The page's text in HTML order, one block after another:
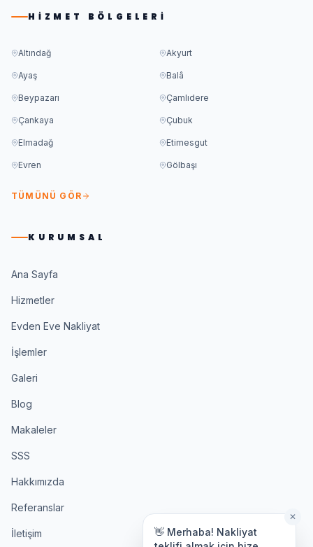
HIZMET BÖLGELERI
Altındağ Akyurt
Ayaş Balâ
Beypazarı Çamlıdere
Çankaya Çubuk
Elmadağ Etimesgut
Evren Gölbaşı
TÜMÜNÜ GÖR
KURUMSAL
Ana Sayfa
Hizmetler
Evden Eve Nakliyat
İşlemler
Galeri
Blog
Makaleler
SSS
Hakkımızda
Referanslar
İletişim
✕
👋 Merhaba! Nakliyat